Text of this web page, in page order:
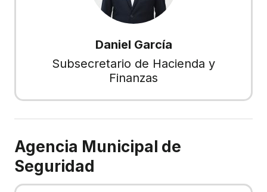
Daniel García
Subsecretario de Hacienda y
Finanzas
Agencia Municipal de
Seguridad